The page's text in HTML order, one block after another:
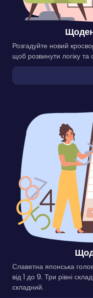
Розгадуйте новий
щоб розвинути логіку та
Славетна японська
від 1 до 9. Три рівні
складний.